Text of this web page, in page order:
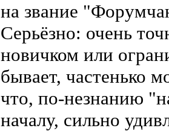
на звание
Серьёзно: очень
новичком или
бывает, частенько
что, по-незнанию
началу, сильно